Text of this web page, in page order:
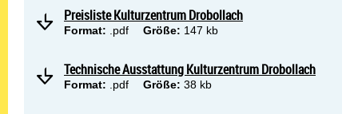
Preisliste Kulturzentrum Drobollach
Format: .pdf Größe: 147 kb
Technische Ausstattung Kulturzentrum Drobollach
Format: .pdf Größe: 38 kb